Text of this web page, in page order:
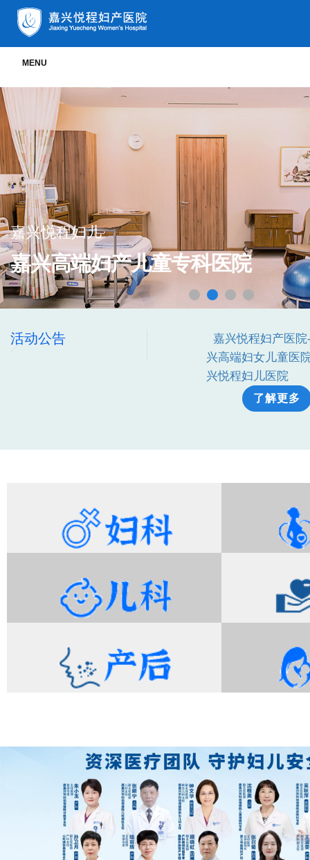
MENU
嘉兴悦程妇儿
嘉兴高端妇产儿童专科医院
活动公告
院各科室门诊时
嘉兴悦程妇产医
兴高端妇女儿童医
兴悦程妇儿医院
了解更多